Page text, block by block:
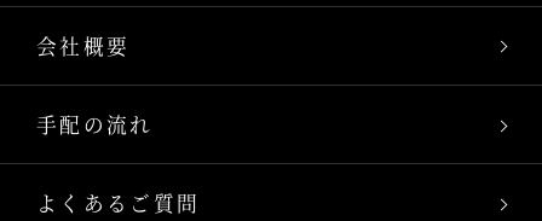
会社概要
手配の流れ
よくあるご質問